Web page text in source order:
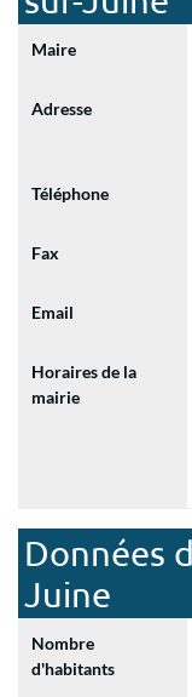
Maire
Adresse
Téléphone
Fax
Email
Horaires de la
mairie
Données
Juine
Nombre
d'habitants